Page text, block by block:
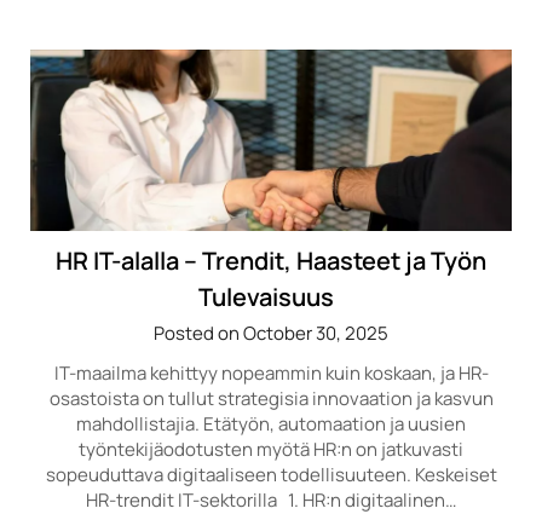
HR IT-alalla – Trendit, Haasteet ja Työn
Tulevaisuus
Posted on October 30, 2025
IT-maailma kehittyy nopeammin kuin koskaan, ja HR-
osastoista on tullut strategisia innovaation ja kasvun
mahdollistajia. Etätyön, automaation ja uusien
työntekijäodotusten myötä HR:n on jatkuvasti
sopeuduttava digitaaliseen todellisuuteen. Keskeiset
HR-trendit IT-sektorilla 1. HR:n digitaalinen…